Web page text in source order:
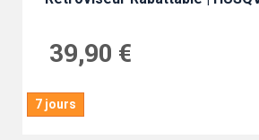
39,90 €
7 jours